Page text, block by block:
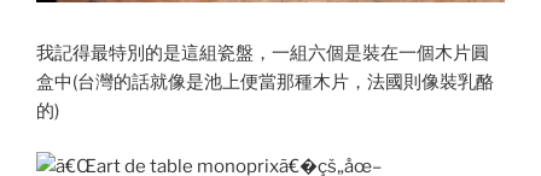
我記得最特別的是這組瓷盤，一組六個是裝在一個木片圓
盒中(台灣的話就像是池上便當那種木片，法國則像裝乳酪
的)